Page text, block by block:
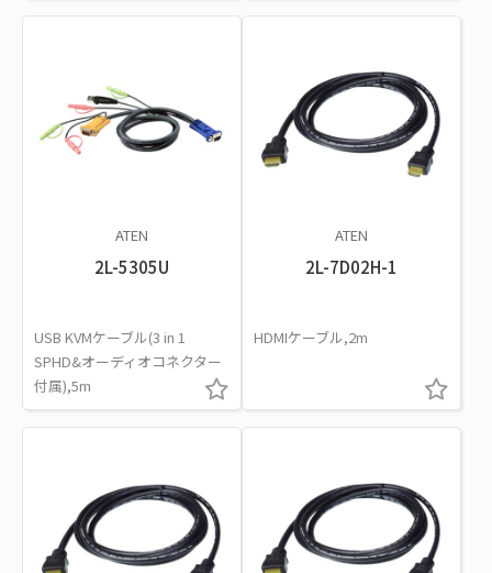
ATEN
2L-5305U
USB KVMケーブル(3 in 1
SPHD&オーディオコネクター
付属),5m
ATEN
2L-7D02H-1
HDMIケーブル,2m